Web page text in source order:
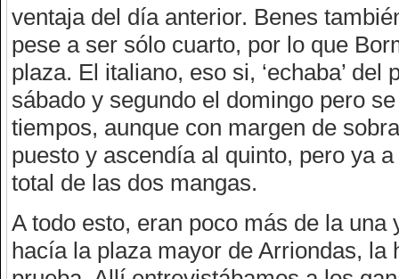
ventaja del día anterior. Benes
pese a ser sólo cuarto, por lo que
plaza. El italiano, eso si, ‘echaba’
sábado y segundo el domingo pero
tiempos, aunque con margen de
puesto y ascendía al quinto, pero ya
total de las dos mangas.
A todo esto, eran poco más de la
hacía la plaza mayor de Arriondas,